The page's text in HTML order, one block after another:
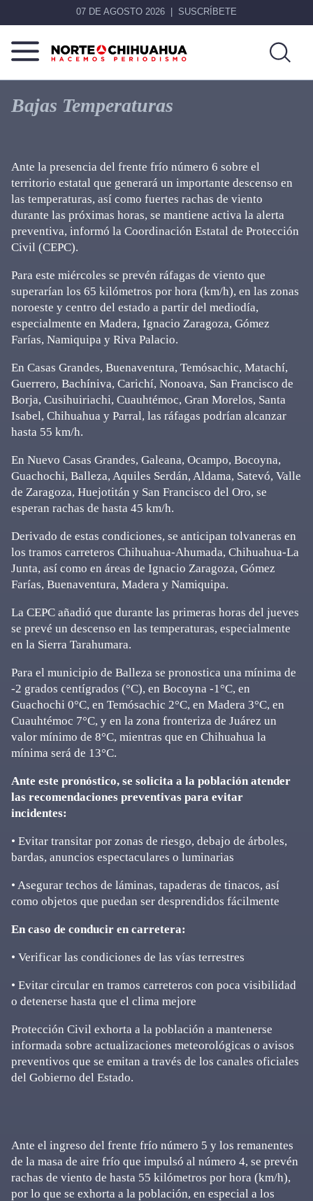
07 DE AGOSTO 2026 SUSCRÍBETE
Norte
De
Chihuahua
Más
que
noticias,
Bajas Temperaturas
Ante la presencia del frente frío número 6 sobre el
territorio estatal que generará un importante descenso en
las temperaturas, así como fuertes rachas de viento
durante las próximas horas, se mantiene activa la alerta
preventiva, informó la Coordinación Estatal de Protección
Civil (CEPC).
Para este miércoles se prevén ráfagas de viento que
superarían los 65 kilómetros por hora (km/h), en las zonas
noroeste y centro del estado a partir del mediodía,
especialmente en Madera, Ignacio Zaragoza, Gómez
Farías, Namiquipa y Riva Palacio.
En Casas Grandes, Buenaventura, Temósachic, Matachí,
Guerrero, Bachíniva, Carichí, Nonoava, San Francisco de
Borja, Cusihuiriachi, Cuauhtémoc, Gran Morelos, Santa
Isabel, Chihuahua y Parral, las ráfagas podrían alcanzar
hasta 55 km/h.
En Nuevo Casas Grandes, Galeana, Ocampo, Bocoyna,
Guachochi, Balleza, Aquiles Serdán, Aldama, Satevó, Valle
de Zaragoza, Huejotitán y San Francisco del Oro, se
esperan rachas de hasta 45 km/h.
Derivado de estas condiciones, se anticipan tolvaneras en
los tramos carreteros Chihuahua-Ahumada, Chihuahua-La
Junta, así como en áreas de Ignacio Zaragoza, Gómez
Farías, Buenaventura, Madera y Namiquipa.
La CEPC añadió que durante las primeras horas del jueves
se prevé un descenso en las temperaturas, especialmente
en la Sierra Tarahumara.
Para el municipio de Balleza se pronostica una mínima de
-2 grados centígrados (°C), en Bocoyna -1°C, en
Guachochi 0°C, en Temósachic 2°C, en Madera 3°C, en
Cuauhtémoc 7°C, y en la zona fronteriza de Juárez un
valor mínimo de 8°C, mientras que en Chihuahua la
mínima será de 13°C.
Ante este pronóstico, se solicita a la población atender
las recomendaciones preventivas para evitar
incidentes:
• Evitar transitar por zonas de riesgo, debajo de árboles,
bardas, anuncios espectaculares o luminarias
• Asegurar techos de láminas, tapaderas de tinacos, así
como objetos que puedan ser desprendidos fácilmente
En caso de conducir en carretera:
• Verificar las condiciones de las vías terrestres
• Evitar circular en tramos carreteros con poca visibilidad
o detenerse hasta que el clima mejore
Protección Civil exhorta a la población a mantenerse
informada sobre actualizaciones meteorológicas o avisos
preventivos que se emitan a través de los canales oficiales
del Gobierno del Estado.
Ante el ingreso del frente frío número 5 y los remanentes
de la masa de aire frío que impulsó al número 4, se prevén
rachas de viento de hasta 55 kilómetros por hora (km/h),
por lo que se exhorta a la población, en especial a los